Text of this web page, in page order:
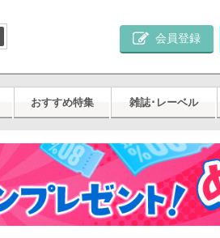
会員登録
おすすめ特集 雑誌･レーベル